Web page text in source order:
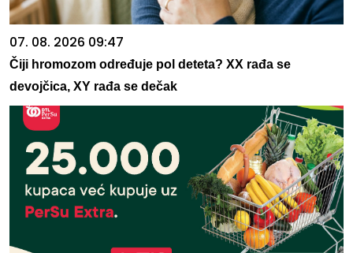
07. 08. 2026 09:47
Čiji hromozom određuje pol deteta? XX rađa se
devojčica, XY rađa se dečak